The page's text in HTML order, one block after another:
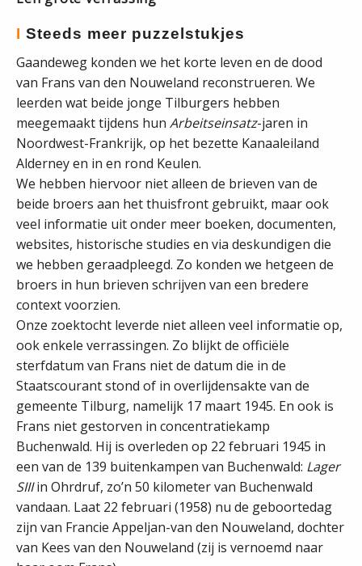
I Steeds meer puzzelstukjes
Gaandeweg konden we het korte leven en de dood
van Frans van den Nouweland reconstrueren. We
leerden wat beide jonge Tilburgers hebben
meegemaakt tijdens hun Arbeitseinsatz-jaren in
Noordwest-Frankrijk, op het bezette Kanaaleiland
Alderney en in en rond Keulen.
We hebben hiervoor niet alleen de brieven van de
beide broers aan het thuisfront gebruikt, maar ook
veel informatie uit onder meer boeken, documenten,
websites, historische studies en via deskundigen die
we hebben geraadpleegd. Zo konden we hetgeen de
broers in hun brieven schrijven van een bredere
context voorzien.
Onze zoektocht leverde niet alleen veel informatie op,
ook enkele verrassingen. Zo blijkt de officiële
sterfdatum van Frans niet de datum die in de
Staatscourant stond of in overlijdensakte van de
gemeente Tilburg, namelijk 17 maart 1945. En ook is
Frans niet gestorven in concentratiekamp
Buchenwald. Hij is overleden op 22 februari 1945 in
een van de 139 buitenkampen van Buchenwald: Lager
SIIIin Ohrdruf, zo’n 50 kilometer van Buchenwald
vandaan. Laat 22 februari (1958) nu de geboortedag
zijn van Francie Appeljan-van den Nouweland, dochter
van Kees van den Nouweland (zij is vernoemd naar